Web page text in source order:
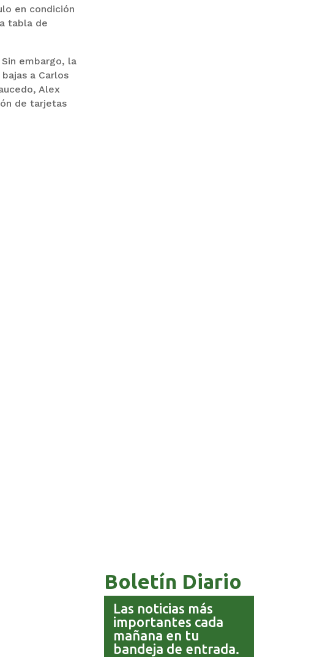
en condición
tabla de
embargo, la
a Carlos
Alex
de tarjetas
Boletín Diario
Las noticias más
importantes cada
mañana en tu
bandeja de entrada.